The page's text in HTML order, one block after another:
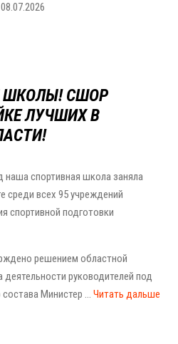
08.07.2026
ШКОЛЫ! СШОР
ЛУЧШИХ В
наша спортивная школа заняла
среди всех 95 учреждений
спортивной подготовки
решением областной
руководителей под
Министер ... Читать дальше